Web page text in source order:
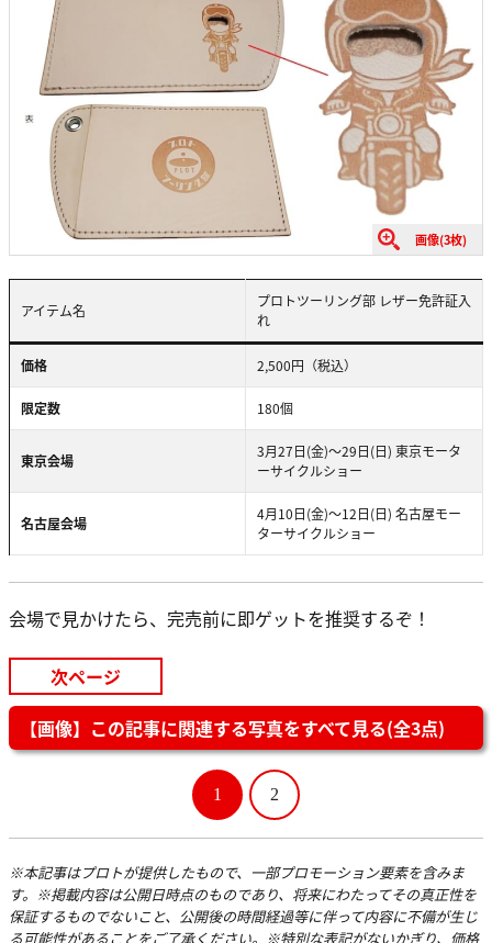
画像(3枚)
アイテム名
プロトツーリング部 レザー免許証入
れ
価格 2,500円（税込）
限定数 180個
東京会場
3月27日(金)～29日(日) 東京モータ
ーサイクルショー
名古屋会場
4月10日(金)～12日(日) 名古屋モー
ターサイクルショー
会場で見かけたら、完売前に即ゲットを推奨するぞ！
次ページ
【画像】この記事に関連する写真をすべて見る(全3点)
1 2
※本記事はプロトが提供したもので、一部プロモーション要素を含みま
す。※掲載内容は公開日時点のものであり、将来にわたってその真正性を
保証するものでないこと、公開後の時間経過等に伴って内容に不備が生じ
る可能性があることをご了承ください。※特別な表記がないかぎり、価格